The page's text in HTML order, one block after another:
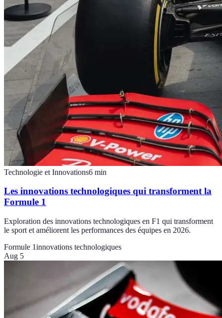
Technologie et Innovations6 min
Les innovations technologiques qui transforment la
Formule 1
Exploration des innovations technologiques en F1 qui transforment
le sport et améliorent les performances des équipes en 2026.
Formule 1innovations technologiques
Aug 5